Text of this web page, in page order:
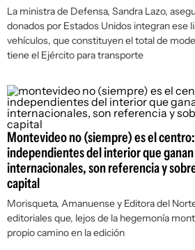
La ministra de Defensa, Sandra Lazo,
donados por Estados Unidos integran ese
vehículos, que constituyen el total de
tiene el Ejército para transporte
Montevideo no (siempre) es el
independientes del interior que
internacionales, son referencia y
capital
Morisqueta, Amanuense y Editora del
editoriales que, lejos de la hegemonía
propio camino en la edición